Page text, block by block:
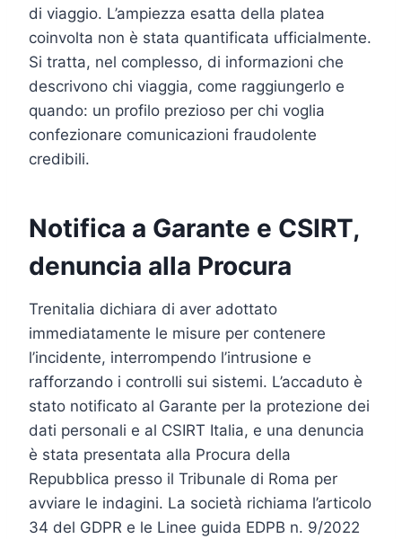
di viaggio. L’ampiezza esatta della platea
coinvolta non è stata quantificata ufficialmente.
Si tratta, nel complesso, di informazioni che
descrivono chi viaggia, come raggiungerlo e
quando: un profilo prezioso per chi voglia
confezionare comunicazioni fraudolente
credibili.
Notifica a Garante e CSIRT,
denuncia alla Procura
Trenitalia dichiara di aver adottato
immediatamente le misure per contenere
l’incidente, interrompendo l’intrusione e
rafforzando i controlli sui sistemi. L’accaduto è
stato notificato al Garante per la protezione dei
dati personali e al CSIRT Italia, e una denuncia
è stata presentata alla Procura della
Repubblica presso il Tribunale di Roma per
avviare le indagini. La società richiama l’articolo
34 del GDPR e le Linee guida EDPB n. 9/2022